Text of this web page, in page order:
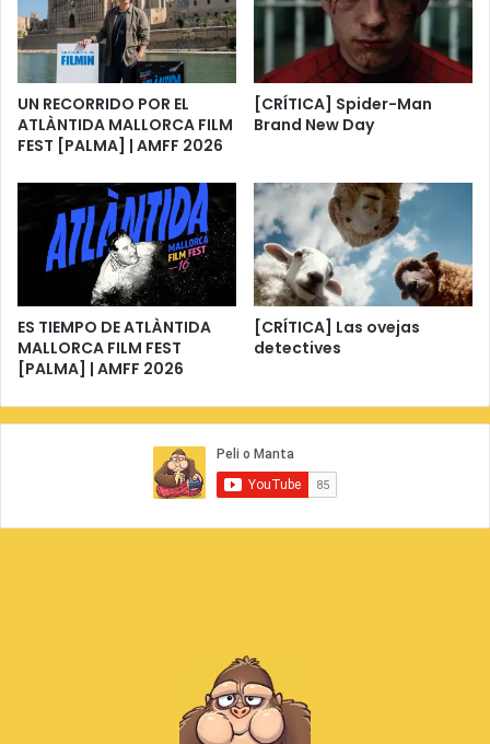
UN RECORRIDO POR EL
ATLÀNTIDA MALLORCA FILM
FEST [PALMA] | AMFF 2026
[CRÍTICA] Spider-Man
Brand New Day
ES TIEMPO DE ATLÀNTIDA
MALLORCA FILM FEST
[PALMA] | AMFF 2026
[CRÍTICA] Las ovejas
detectives